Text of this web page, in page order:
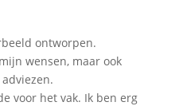
ontworpen.
wensen, maar ook
voor het vak. Ik ben erg